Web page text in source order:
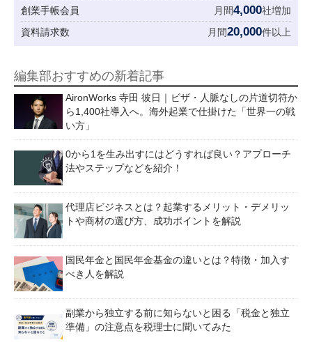
創業手帳会員
月間4,000社増加
資料請求数
月間20,000件以上
編集部おすすめの新着記事
AironWorks 寺田 彼日｜ビザ・人脈なしの片道切符か
ら1,400社導入へ。海外起業で仕掛けた「世界一の戦
い方」
0から1を生み出すにはどうすれば良い？アプローチ
法やステップなどを紹介！
代理店ビジネスとは？起業するメリット・デメリッ
トや商材の選び方、成功ポイントを解説
国民年金と国民年金基金の違いとは？特徴・加入す
べき人を解説
副業から独立する前に知らないと困る「税金と独立
準備」の注意点を税理士に聞いてみた